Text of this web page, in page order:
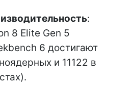
:
8 Elite Gen 5
6 достигают
и 11122 в